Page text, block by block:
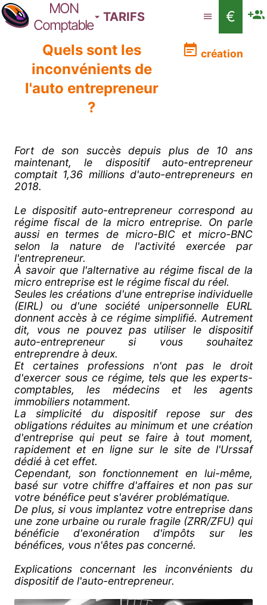
MON
Comptable
TARIFS
€
Quels sont les
inconvénients de
l'auto entrepreneur
?
création
Fort de son succès depuis plus de 10 ans
maintenant, le dispositif auto-entrepreneur
comptait 1,36 millions d'auto-entrepreneurs en
2018.
Le dispositif auto-entrepreneur correspond au
régime fiscal de la micro entreprise. On parle
aussi en termes de micro-BIC et micro-BNC
selon la nature de l'activité exercée par
l'entrepreneur.
À savoir que l'alternative au régime fiscal de la
micro entreprise est le régime fiscal du réel.
Seules les créations d'une entreprise individuelle
(EIRL) ou d'une société unipersonnelle EURL
donnent accès à ce régime simplifié. Autrement
dit, vous ne pouvez pas utiliser le dispositif
auto-entrepreneur si vous souhaitez
entreprendre à deux.
Et certaines professions n'ont pas le droit
d'exercer sous ce régime, tels que les experts-
comptables, les médecins et les agents
immobiliers notamment.
La simplicité du dispositif repose sur des
obligations réduites au minimum et une création
d'entreprise qui peut se faire à tout moment,
rapidement et en ligne sur le site de l'Urssaf
dédié à cet effet.
Cependant, son fonctionnement en lui-même,
basé sur votre chiffre d'affaires et non pas sur
votre bénéfice peut s'avérer problématique.
De plus, si vous implantez votre entreprise dans
une zone urbaine ou rurale fragile (ZRR/ZFU) qui
bénéficie d'exonération d'impôts sur les
bénéfices, vous n'êtes pas concerné.
Explications concernant les inconvénients du
dispositif de l'auto-entrepreneur.